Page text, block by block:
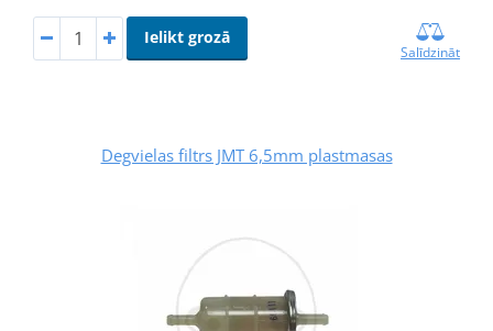
Ielikt grozā
Salīdzināt
Degvielas filtrs JMT 6,5mm plastmasas